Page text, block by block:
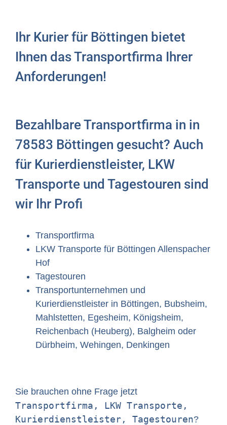
Ihr Kurier für Böttingen bietet
Ihnen das Transportfirma Ihrer
Anforderungen!
Bezahlbare Transportfirma in in
78583 Böttingen gesucht? Auch
für Kurierdienstleister, LKW
Transporte und Tagestouren sind
wir Ihr Profi
Transportfirma
LKW Transporte für Böttingen Allenspacher
Hof
Tagestouren
Transportunternehmen und
Kurierdienstleister in Böttingen, Bubsheim,
Mahlstetten, Egesheim, Königsheim,
Reichenbach (Heuberg), Balgheim oder
Dürbheim, Wehingen, Denkingen
Sie brauchen ohne Frage jetzt
Transportfirma, LKW Transporte,
Kurierdienstleister, Tagestouren?